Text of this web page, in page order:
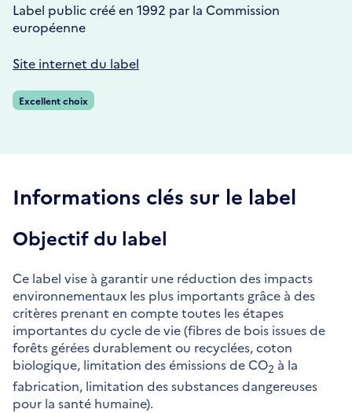
Label public créé en 1992 par la Commission
européenne
Site internet du label
Excellent choix
Informations clés sur le label
Objectif du label
Ce label vise à garantir une réduction des impacts
environnementaux les plus importants grâce à des
critères prenant en compte toutes les étapes
importantes du cycle de vie (fibres de bois issues de
forêts gérées durablement ou recyclées, coton
biologique, limitation des émissions de CO2 à la
fabrication, limitation des substances dangereuses
pour la santé humaine).